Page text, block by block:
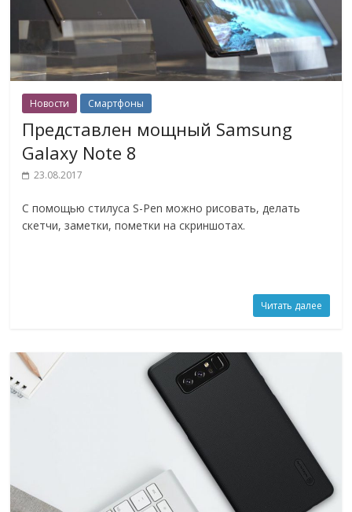
Новости Смартфоны
Представлен мощный Samsung
Galaxy Note 8
23.08.2017
С помощью стилуса S-Pen можно рисовать, делать
скетчи, заметки, пометки на скриншотах.
Читать далее